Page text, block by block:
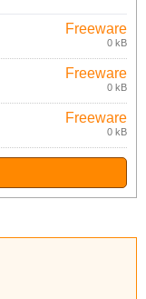
Freeware
0 kB
Freeware
0 kB
Freeware
0 kB